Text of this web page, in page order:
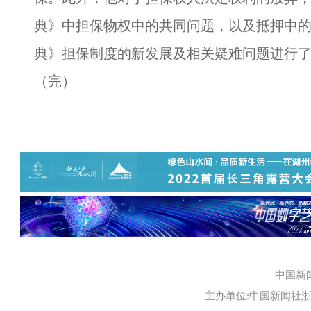
典》中担保物权中的共同问题，以及抵押中
典》担保制度的新发展及相关疑难问题进行
（完）
中国新
主办单位:中国新闻社